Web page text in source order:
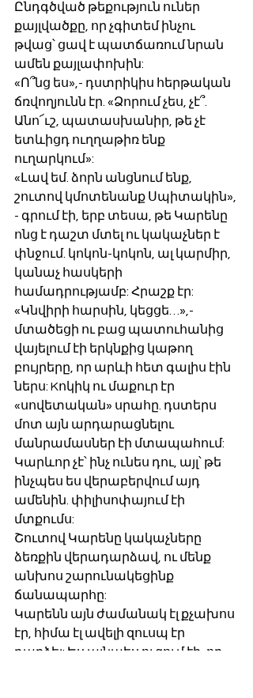
Ընդգծված թեքություն ուներ
քայլվածքը, որ չգիտեմ ինչու
թվաց՝ ցավ է պատճառում նրան
ամեն քայլափոխին:
«Ո՞նց ես»,- դստրիկիս հերթական
ճռվողյունն էր. «Ձորում չես, չէ՞.
Անո՜ւշ, պատասխանիր, թե չէ
ետևիցդ ուղղաթիռ ենք
ուղարկում»:
«Լավ եմ. ձորն անցնում ենք,
շուտով կմոտենանք Սպիտակին»,
- գրում էի, երբ տեսա, թե Կարենը
ոնց է դաշտ մտել ու կակաչներ է
փնջում. կոկոն-կոկոն, ալ կարմիր,
կանաչ հասկերի
համադրությամբ: Հրաշք էր:
«Կնվիրի հարսին, կեցցե…»,-
մտածեցի ու բաց պատուհանից
վայելում էի երկնքից կաթող
բույրերը, որ արևի հետ գալիս էին
ներս: Kոկիկ ու մաքուր էր
«սովետական» սրահը. դստերս
մոտ այն արդարացնելու
մանրամասներ էի մտապահում:
Կարևոր չէ՝ ինչ ունես դու, այլ՝ թե
ինչպես ես վերաբերվում այդ
ամենին. փիլիսոփայում էի
մտքումս:
Շուտով Կարենը կակաչները
ձեռքին վերադարձավ, ու մենք
անխոս շարունակեցինք
ճանապարհը:
Կարենն այն ժամանակ էլ քչախոս
էր, հիմա էլ ավելի զուսպ էր
դարձել: Ես այնպես ուզում էի, որ